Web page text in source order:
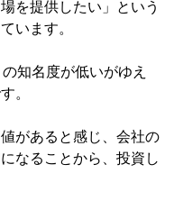
を提供したい」という
います。
知名度が低いがゆえ
。
があると感じ、会社の
なることから、投資し